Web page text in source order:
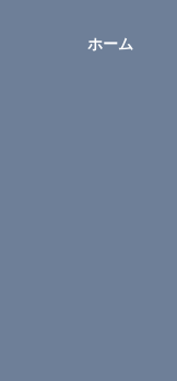
ホーム